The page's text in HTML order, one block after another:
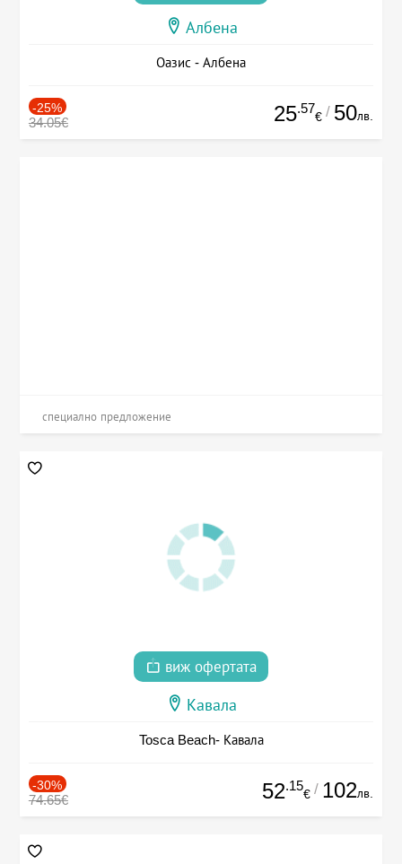
Албена
Оазис - Албена
-25%
34.05€ 25.57
€ / 50лв.
специално предложение
виж офертата
Кавала
Tosca Beach- Кавала
-30%
74.65€ 52.15
€ / 102лв.